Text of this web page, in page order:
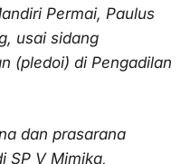
Permai, Paulus
usai sidang
(pledoi) di Pengadilan
dan prasarana
SP V Mimika,